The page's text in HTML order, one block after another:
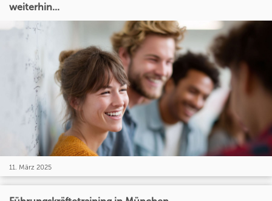
weiterhin...
11. März 2025